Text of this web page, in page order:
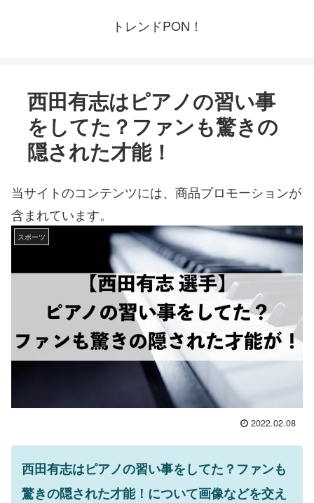
トレンドPON！
西田有志はピアノの習い事
をしてた？ファンも驚きの
隠された才能！
当サイトのコンテンツには、商品プロモーションが
含まれています。
スポーツ
2022.02.08
西田有志はピアノの習い事をしてた？ファンも
驚きの隠された才能！について画像などを交え